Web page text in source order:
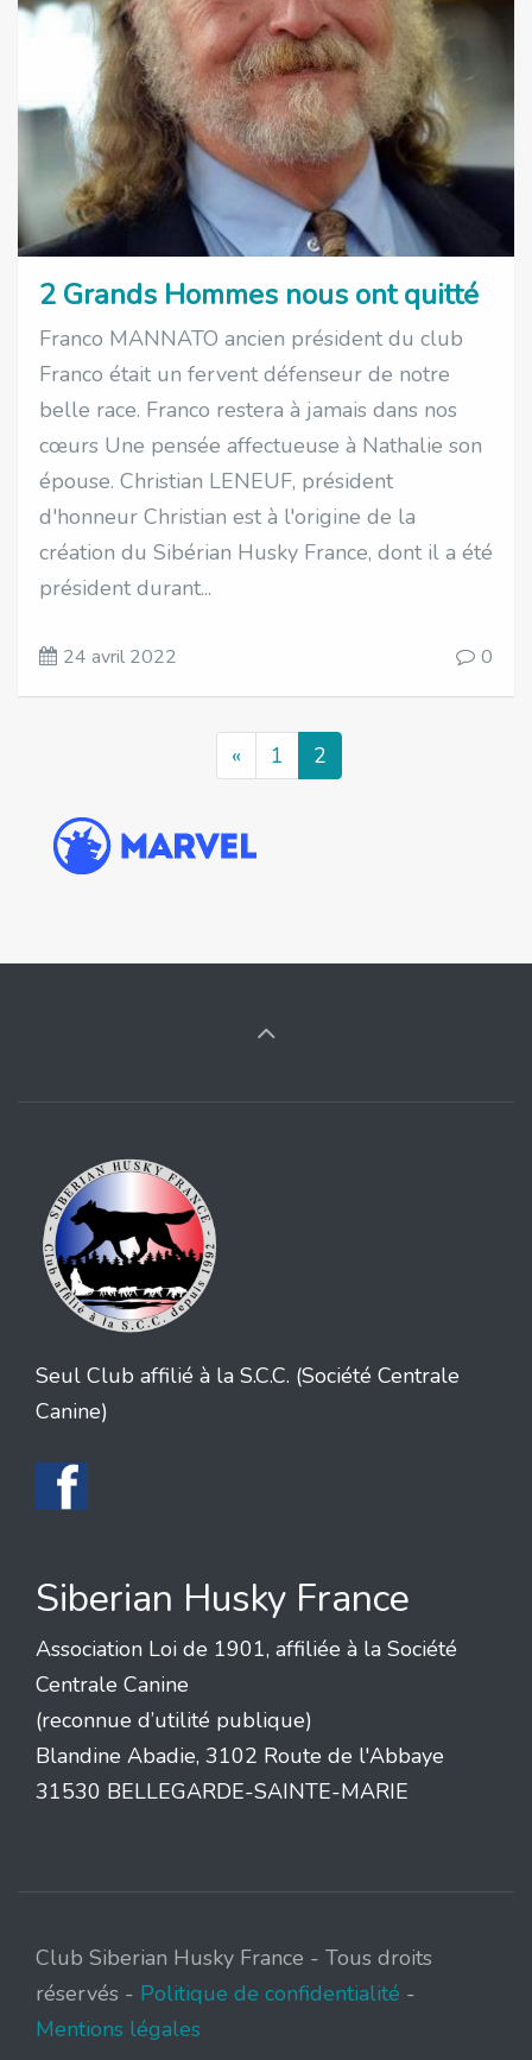
2 Grands Hommes nous ont quitté
Franco MANNATO ancien président du club
Franco était un fervent défenseur de notre
belle race. Franco restera à jamais dans nos
cœurs Une pensée affectueuse à Nathalie son
épouse. Christian LENEUF, président
d'honneur Christian est à l'origine de la
création du Sibérian Husky France, dont il a été
président durant...
24 avril 2022 0
« 1 2
Seul Club affilié à la S.C.C. (Société Centrale
Canine)
Siberian Husky France
Association Loi de 1901, affiliée à la Société
Centrale Canine
(reconnue d’utilité publique)
Blandine Abadie, 3102 Route de l'Abbaye
31530 BELLEGARDE-SAINTE-MARIE
Club Siberian Husky France - Tous droits
réservés - Politique de confidentialité -
Mentions légales